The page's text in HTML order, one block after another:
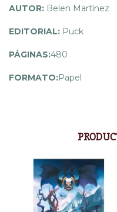
AUTOR: Belen Martínez
EDITORIAL: Puck
PÁGINAS:480
FORMATO:Papel